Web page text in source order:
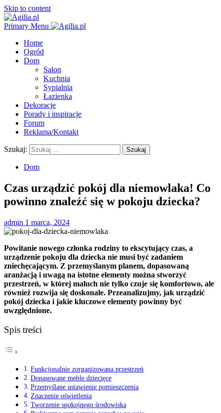
Skip to content
Primary Menu
Home
Ogród
Dom
Salon
Kuchnia
Sypialnia
Łazienka
Dekoracje
Porady i inspiracje
Forum
Reklama/Kontakt
Szukaj:
Dom
Czas urządzić pokój dla niemowlaka! Co
powinno znaleźć się w pokoju dziecka?
admin 1 marca, 2024
Powitanie nowego członka rodziny to ekscytujący czas, a
urządzenie pokoju dla dziecka nie musi być zadaniem
zniechęcającym. Z przemyślanym planem, dopasowaną
aranżacją i uwagą na istotne elementy można stworzyć
przestrzeń, w której maluch nie tylko czuje się komfortowo, ale
również rozwija się doskonale. Przeanalizujmy, jak urządzić
pokój dziecka i jakie kluczowe elementy powinny być
uwzględnione.
Spis treści
Funkcjonalnie zorganizowana przestrzeń
Dopasowane meble dziecięce
Przemyślane ustawienie pomieszczenia
Znaczenie oświetlenia
Tworzenie spokojnego środowiska